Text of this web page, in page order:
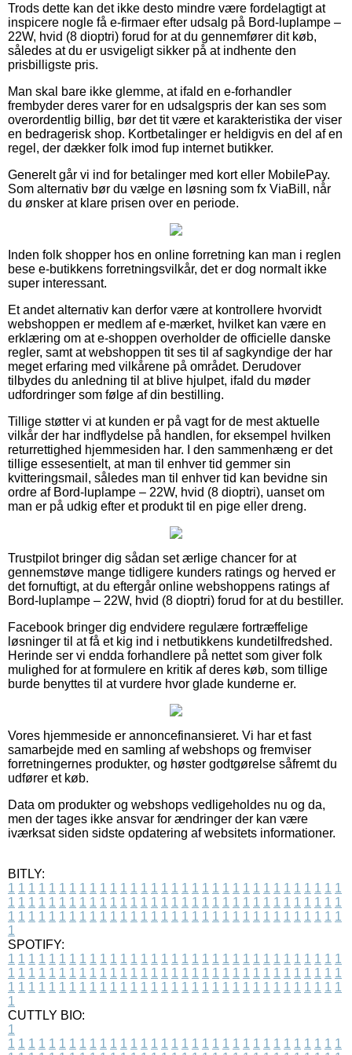
Trods dette kan det ikke desto mindre være fordelagtigt at
inspicere nogle få e-firmaer efter udsalg på Bord-luplampe –
22W, hvid (8 dioptri) forud for at du gennemfører dit køb,
således at du er usvigeligt sikker på at indhente den
prisbilligste pris.
Man skal bare ikke glemme, at ifald en e-forhandler
frembyder deres varer for en udsalgspris der kan ses som
overordentlig billig, bør det tit være et karakteristika der viser
en bedragerisk shop. Kortbetalinger er heldigvis en del af en
regel, der dækker folk imod fup internet butikker.
Generelt går vi ind for betalinger med kort eller MobilePay.
Som alternativ bør du vælge en løsning som fx ViaBill, når
du ønsker at klare prisen over en periode.
Inden folk shopper hos en online forretning kan man i reglen
bese e-butikkens forretningsvilkår, det er dog normalt ikke
super interessant.
Et andet alternativ kan derfor være at kontrollere hvorvidt
webshoppen er medlem af e-mærket, hvilket kan være en
erklæring om at e-shoppen overholder de officielle danske
regler, samt at webshoppen tit ses til af sagkyndige der har
meget erfaring med vilkårene på området. Derudover
tilbydes du anledning til at blive hjulpet, ifald du møder
udfordringer som følge af din bestilling.
Tillige støtter vi at kunden er på vagt for de mest aktuelle
vilkår der har indflydelse på handlen, for eksempel hvilken
returrettighed hjemmesiden har. I den sammenhæng er det
tillige essesentielt, at man til enhver tid gemmer sin
kvitteringsmail, således man til enhver tid kan bevidne sin
ordre af Bord-luplampe – 22W, hvid (8 dioptri), uanset om
man er på udkig efter et produkt til en pige eller dreng.
Trustpilot bringer dig sådan set ærlige chancer for at
gennemstøve mange tidligere kunders ratings og herved er
det fornuftigt, at du eftergår online webshoppens ratings af
Bord-luplampe – 22W, hvid (8 dioptri) forud for at du bestiller.
Facebook bringer dig endvidere regulære fortræffelige
løsninger til at få et kig ind i netbutikkens kundetilfredshed.
Herinde ser vi endda forhandlere på nettet som giver folk
mulighed for at formulere en kritik af deres køb, som tillige
burde benyttes til at vurdere hvor glade kunderne er.
Vores hjemmeside er annoncefinansieret. Vi har et fast
samarbejde med en samling af webshops og fremviser
forretningernes produkter, og høster godtgørelse såfremt du
udfører et køb.
Data om produkter og webshops vedligeholdes nu og da,
men der tages ikke ansvar for ændringer der kan være
iværksat siden sidste opdatering af websitets informationer.
BITLY:
1 1 1 1 1 1 1 1 1 1 1 1 1 1 1 1 1 1 1 1 1 1 1 1 1 1 1 1 1 1 1 1 1
1 1 1 1 1 1 1 1 1 1 1 1 1 1 1 1 1 1 1 1 1 1 1 1 1 1 1 1 1 1 1 1 1
1 1 1 1 1 1 1 1 1 1 1 1 1 1 1 1 1 1 1 1 1 1 1 1 1 1 1 1 1 1 1 1 1
1
SPOTIFY:
1 1 1 1 1 1 1 1 1 1 1 1 1 1 1 1 1 1 1 1 1 1 1 1 1 1 1 1 1 1 1 1 1
1 1 1 1 1 1 1 1 1 1 1 1 1 1 1 1 1 1 1 1 1 1 1 1 1 1 1 1 1 1 1 1 1
1 1 1 1 1 1 1 1 1 1 1 1 1 1 1 1 1 1 1 1 1 1 1 1 1 1 1 1 1 1 1 1 1
1
CUTTLY BIO:
1
1 1 1 1 1 1 1 1 1 1 1 1 1 1 1 1 1 1 1 1 1 1 1 1 1 1 1 1 1 1 1 1 1